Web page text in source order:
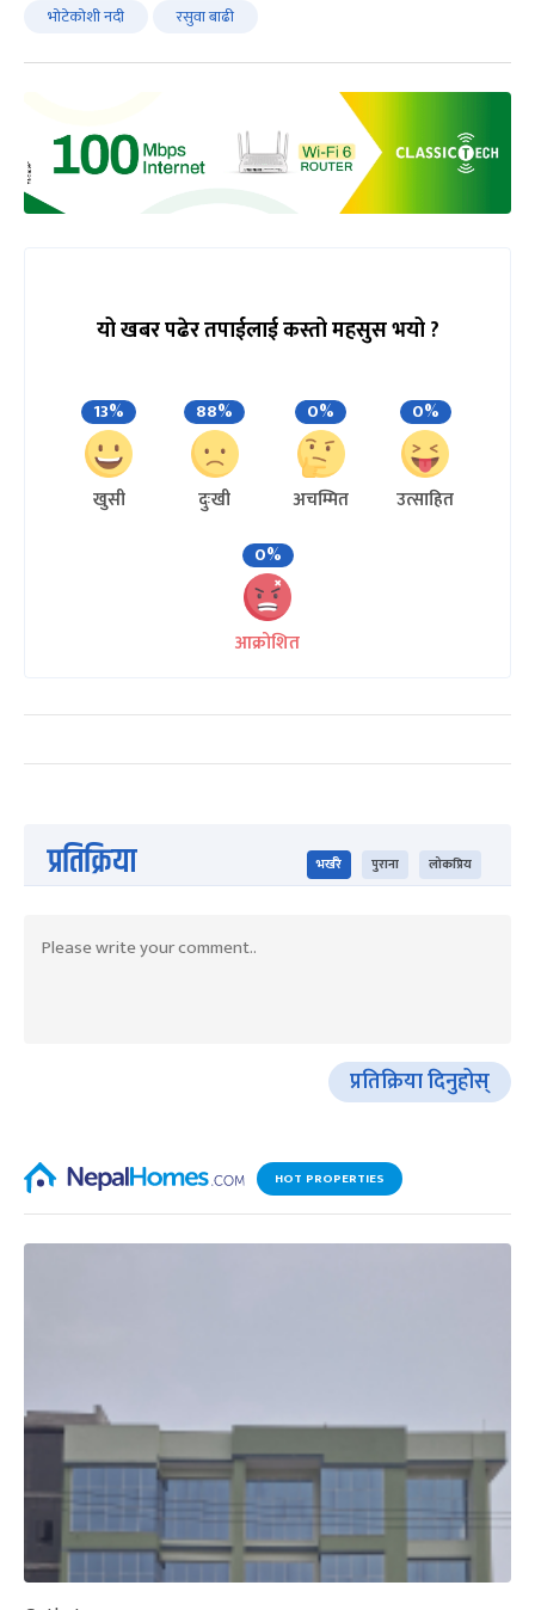
भोटेकोशी नदी रसुवा बाढी
यो खबर पढेर तपाईलाई कस्तो महसुस भयो ?
13%
खुसी
88%
दुःखी
0%
अचम्मित
0%
उत्साहित
0%
आक्रोशित
प्रतिक्रिया भर्खरै पुराना लोकप्रिय
प्रतिक्रिया दिनुहोस्
HOT PROPERTIES